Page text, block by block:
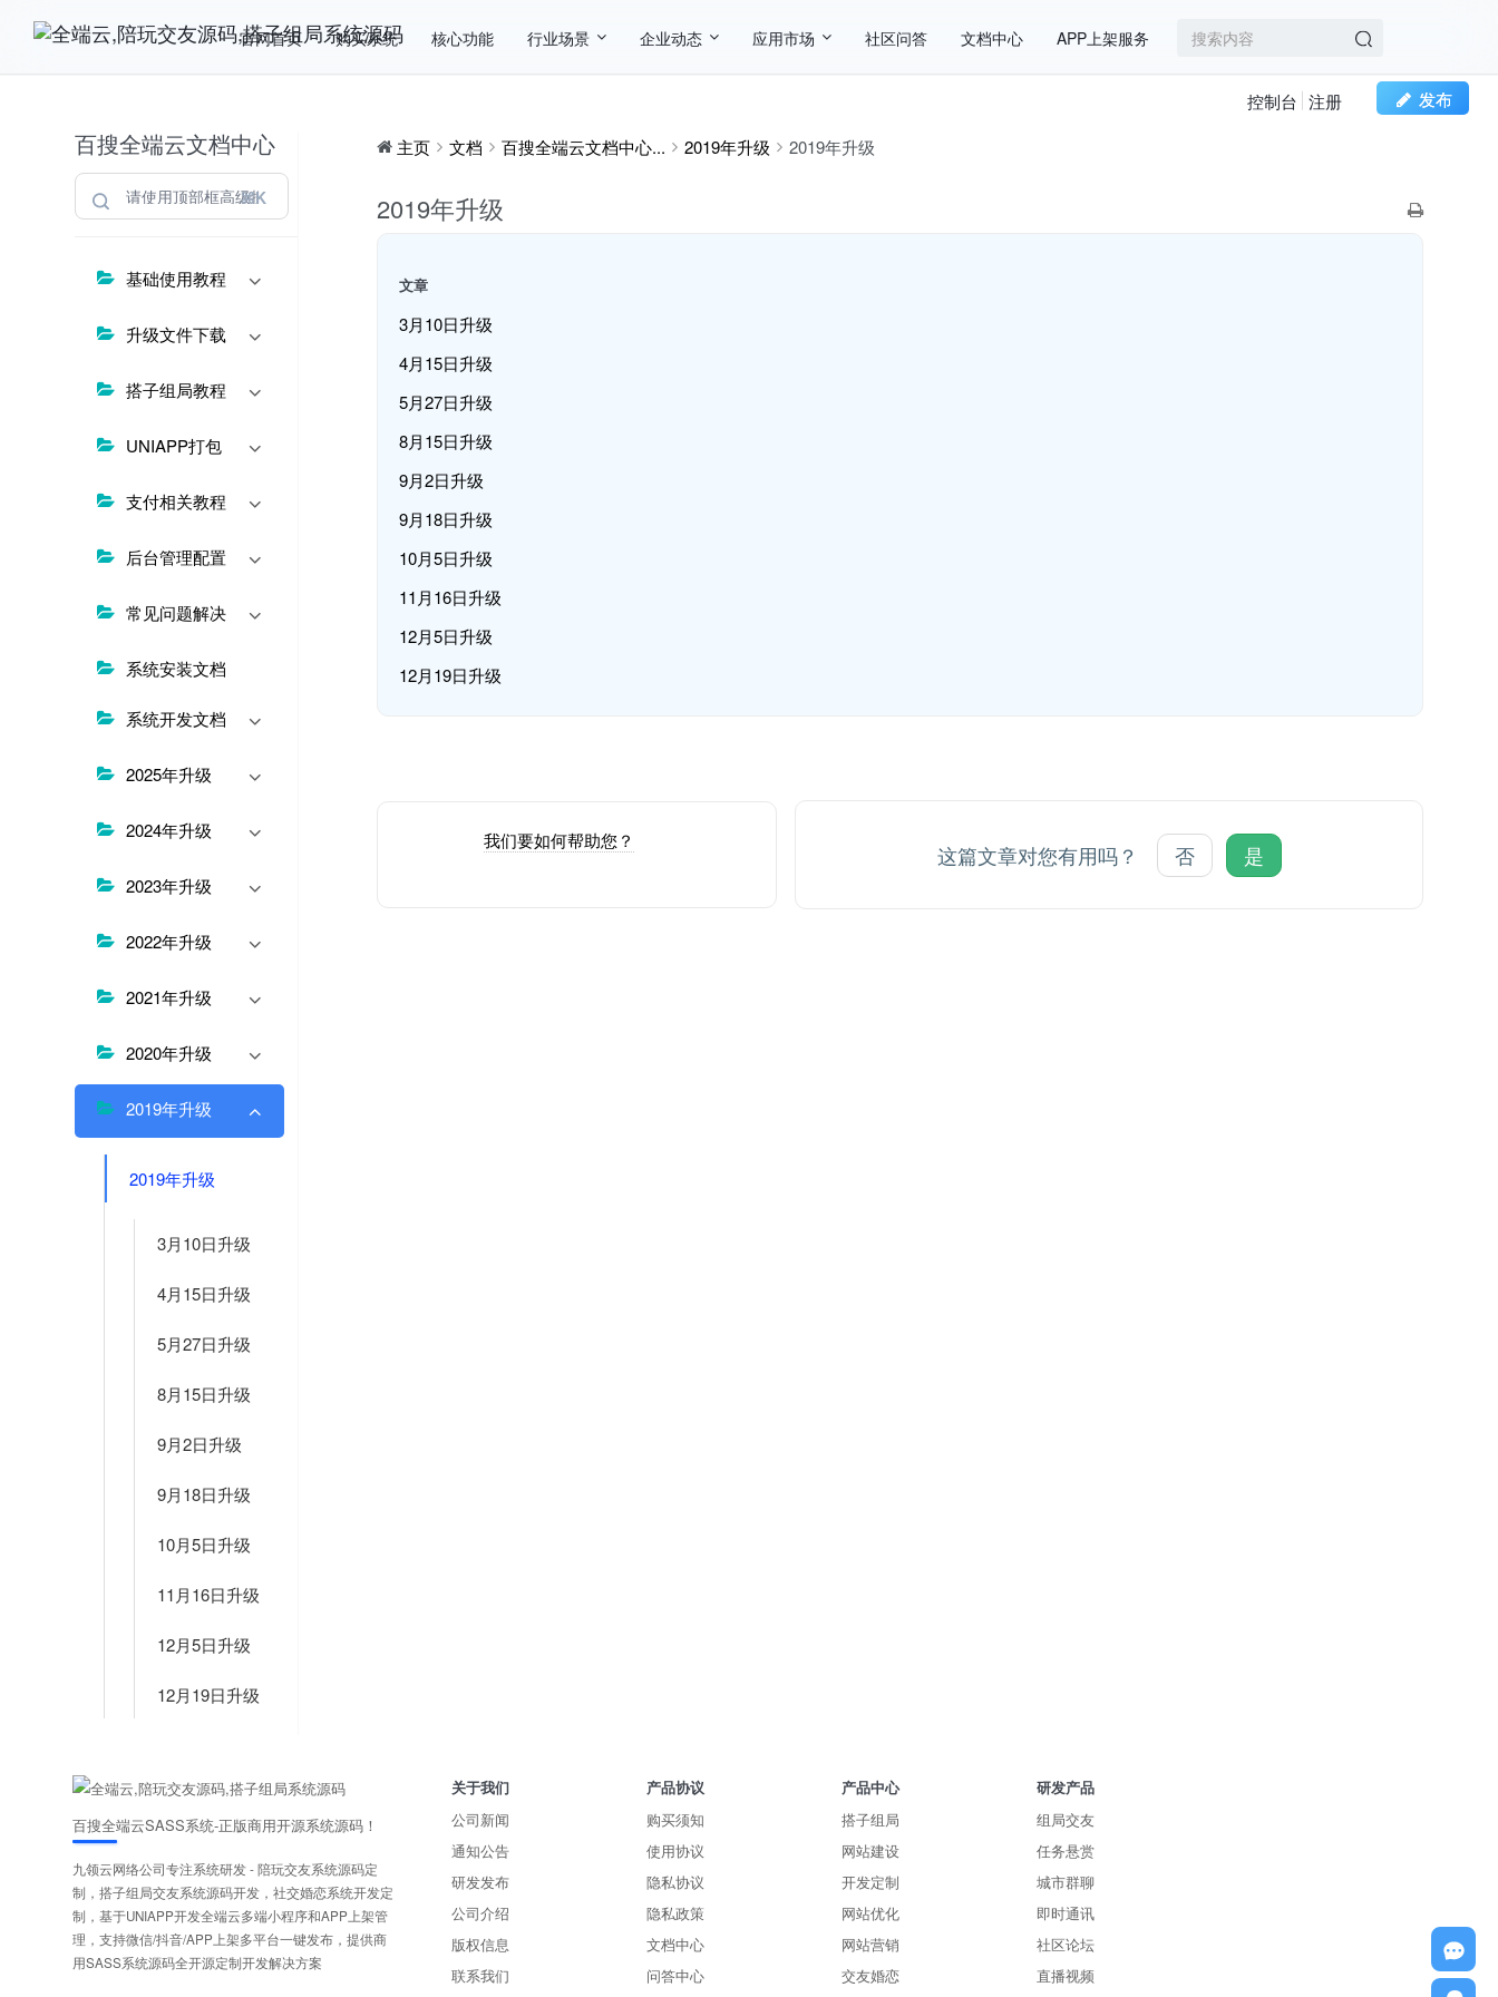
官网首页 购买系统 核心功能 行业场景 企业动态 应用市场 社区问答 文档中心 APP上架服务
发布
控制台 注册
百搜全端云文档中心
⌘K
基础使用教程
升级文件下载
搭子组局教程
UNIAPP打包
支付相关教程
后台管理配置
常见问题解决
系统安装文档
系统开发文档
2025年升级
2024年升级
2023年升级
2022年升级
2021年升级
2020年升级
2019年升级
2019年升级
3月10日升级
4月15日升级
5月27日升级
8月15日升级
9月2日升级
9月18日升级
10月5日升级
11月16日升级
12月5日升级
12月19日升级
主页 文档 百搜全端云文档中心... 2019年升级 2019年升级
2019年升级
文章
3月10日升级
4月15日升级
5月27日升级
8月15日升级
9月2日升级
9月18日升级
10月5日升级
11月16日升级
12月5日升级
12月19日升级
我们要如何帮助您？
这篇文章对您有用吗？ 否 是
百搜全端云SASS系统-正版商用开源系统源码！
九领云网络公司专注系统研发 - 陪玩交友系统源码定
制，搭子组局交友系统源码开发，社交婚恋系统开发定
制，基于UNIAPP开发全端云多端小程序和APP上架管
理，支持微信/抖音/APP上架多平台一键发布，提供商
用SASS系统源码全开源定制开发解决方案
关于我们
公司新闻
通知公告
研发发布
公司介绍
版权信息
联系我们
产品协议
购买须知
使用协议
隐私协议
隐私政策
文档中心
问答中心
产品中心
搭子组局
网站建设
开发定制
网站优化
网站营销
交友婚恋
研发产品
组局交友
任务悬赏
城市群聊
即时通讯
社区论坛
直播视频